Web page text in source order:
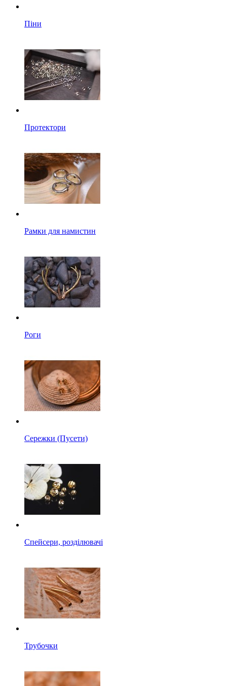
Піни
Протектори
Рамки для намистин
Роги
Сережки (Пусети)
Спейсери, розділювачі
Трубочки